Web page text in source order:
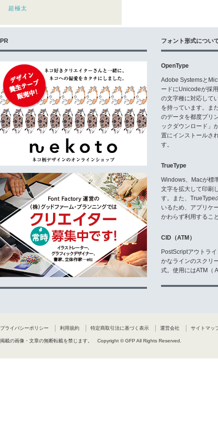
超極太
PR フォント形式につい
OpenType
Adobe Systemsと
ードにUnicodeが採
の文字種に対応して
を持っています。ま
のデータを都度プリ
ックダウンロード」
置にインストールさ
す。
TrueType
Windows、Macが標
文字を拡大して印刷
す。また、TrueType
いるため、アプリケ
かわらず利用するこ
CID（ATM）
PostScriptアウトラ
かなラインのスクリ
式。使用にはATM（
プライバシーポリシー 利用規約 特定商取引法に基づく表示 運営会社 サイトマッ
掲載の画像・文章の無断転載を禁じます。 Copyright © GFP All Rights Reserved.